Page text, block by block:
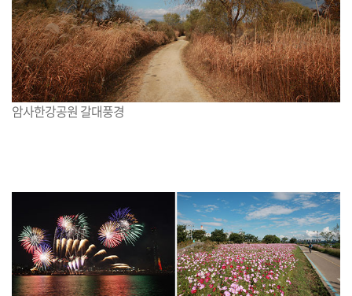
암사한강공원 갈대풍경